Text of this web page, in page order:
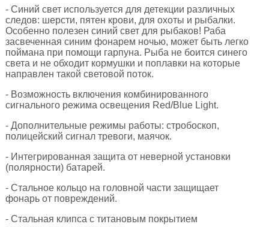
- Синий свет используется для детекции различных
следов: шерсти, пятен крови, для охоты и рыбалки.
Особенно полезен синий свет для рыбаков! Раба
засвеченная синим фонарем ночью, может быть легко
поймана при помощи гарпуна. Рыба не боится синего
света и не обходит кормушки и поплавки на которые
направлен такой световой поток.
- Возможность включения комбинированного
сигнального режима освещения Red/Blue Light.
- Дополнительные режимы работы: стробоскоп,
полицейский сигнал тревоги, маячок.
- Интегрированная защита от неверной установки
(полярности) батарей.
- Стальное кольцо на головной части защищает
фонарь от повреждений.
- Стальная клипса с титановым покрытием